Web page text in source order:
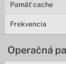
Pamäť cache
Frekvencia
Operačná